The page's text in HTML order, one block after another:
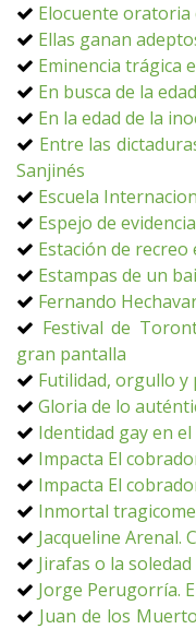
Elocuente
Ellas ganan
Eminencia trágica
En busca de la
En la edad de la
Entre las
Sanjinés
Escuela
Espejo de
Estación de recreo
Estampas de un
Fernando
Festival de
gran pantalla
Futilidad, orgullo y
Gloria de lo
Identidad gay en
Impacta El
Impacta El
Inmortal
Jacqueline Arenal.
Jirafas o la
Jorge Perugorría.
Juan de los